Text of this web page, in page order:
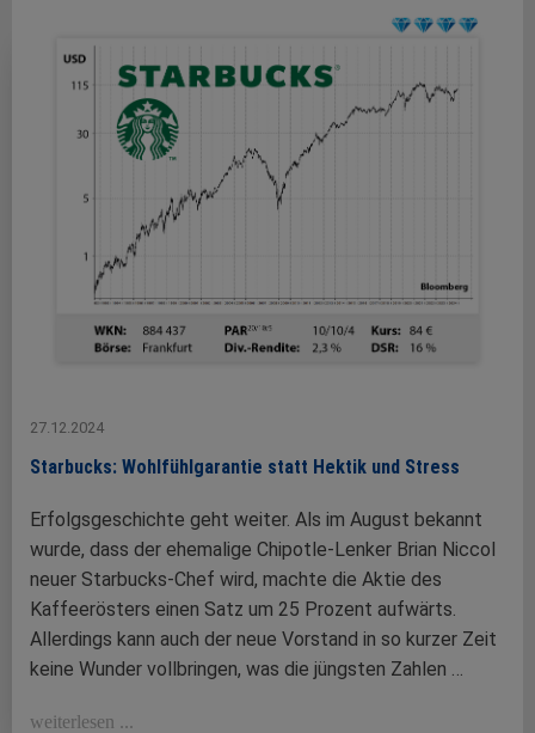
27.12.2024
Starbucks: Wohlfühlgarantie statt Hektik und Stress
Erfolgsgeschichte geht weiter. Als im August bekannt
wurde, dass der ehemalige Chipotle-Lenker Brian Niccol
neuer Starbucks-Chef wird, machte die Aktie des
Kaffeerösters einen Satz um 25 Prozent aufwärts.
Allerdings kann auch der neue Vorstand in so kurzer Zeit
keine Wunder vollbringen, was die jüngsten Zahlen …
weiterlesen ...